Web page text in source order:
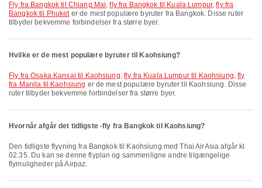
fly fra Bangkok til Chiang Mai,fly fra Bangkok til Kuala Lumpur,fly fra
Bangkok til Phuketer de mest populære byruter fra Bangkok. Disse ruter
tilbyder bekvemme forbindelser fra større byer.
Hvilke er de mest populære byruter til Kaohsiung?
fly fra Osaka Kansai til Kaohsiung,fly fra Kuala Lumpur til Kaohsiung,fly
fra Manila til Kaohsiung er de mest populære byruter til Kaohsiung. Disse
ruter tilbyder bekvemme forbindelser fra større byer.
Hvornår afgår det tidligste -fly fra Bangkok til Kaohsiung?
Den tidligste flyvning fra Bangkok til Kaohsiung med Thai AirAsia afgår kl.
02.35. Du kan se denne flyplan og sammenligne andre tilgængelige
flymuligheder på Airpaz.